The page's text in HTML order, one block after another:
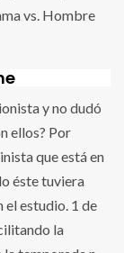
vs. Hombre
y no dudó
ellos? Por
que está en
éste tuviera
el estudio. 1 de
la